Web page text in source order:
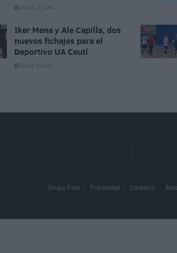
HACE 2 DÍAS
Iker Mena y Ale Capilla, dos
nuevos fichajes para el
Deportivo UA Ceutí
HACE 6 DÍAS
Grupo Faro Publicidad Contacto